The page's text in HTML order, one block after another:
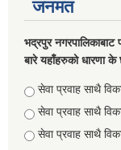
जनमत
भद्रपुर नगरपालिकाबाट
बारे यहाँहरुको धारणा
Choices
सेवा प्रवाह साथै
सेवा प्रवाह साथै
सेवा प्रवाह साथै